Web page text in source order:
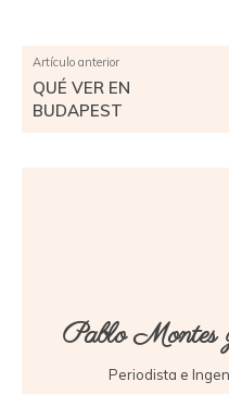
Artículo anterior
QUÉ VER EN
BUDAPEST
Pablo Montes
Periodista e